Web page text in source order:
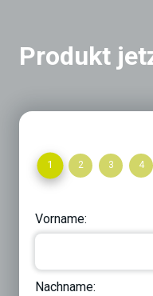
Produkt
1 2 3 4
Vorname:
Nachname: